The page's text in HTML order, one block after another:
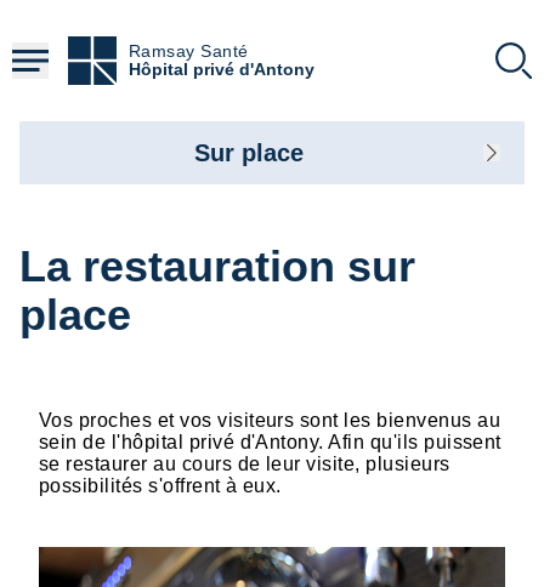
contenu
principal
Ramsay Santé
Hôpital privé d'Antony
La restauration sur
place
Vos proches et vos visiteurs sont les bienvenus au
sein de l'hôpital privé d'Antony. Afin qu'ils puissent
se restaurer au cours de leur visite, plusieurs
possibilités s'offrent à eux.
Sur place